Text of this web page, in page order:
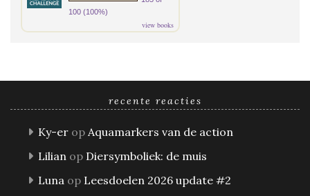
100 (100%)
view books
recente reacties
Ky-er op Aquamarkers van de action
Lilian op Diersymboliek: de muis
Luna op Leesdoelen 2026 update #2